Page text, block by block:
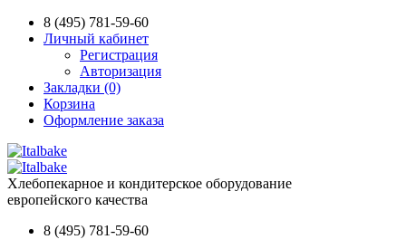
8 (495) 781-59-60
Личный кабинет
Регистрация
Авторизация
Закладки (0)
Корзина
Оформление заказа
Хлебопекарное и кондитерское оборудование
европейского качества
8 (495) 781-59-60